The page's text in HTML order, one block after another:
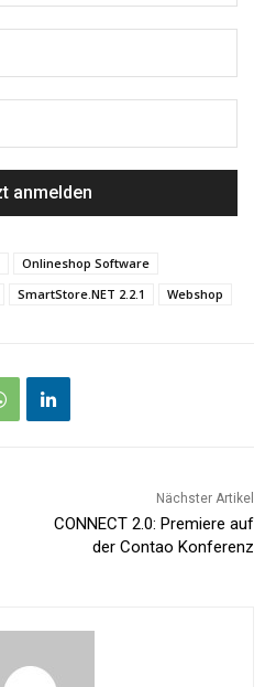
Onlineshop Software
SmartStore.NET 2.2.1 Webshop
Nächster Artikel
CONNECT 2.0: Premiere auf
der Contao Konferenz